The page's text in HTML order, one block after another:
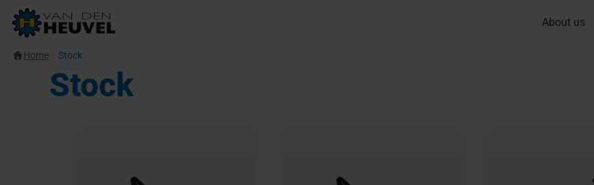
About us
Home Stock
Stock